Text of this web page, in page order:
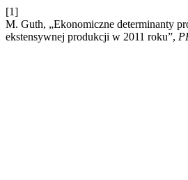
[1]
M. Guth, „Ekonomiczne determinanty
ekstensywnej produkcji w 2011 roku”,